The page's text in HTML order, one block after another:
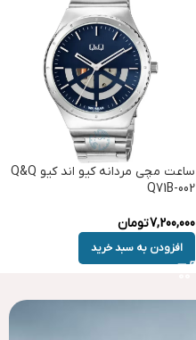
ساعت مچی مردانه کیو اند کیو Q&Q
Q71B-002
7,200,000تومان
افزودن به سبد خرید